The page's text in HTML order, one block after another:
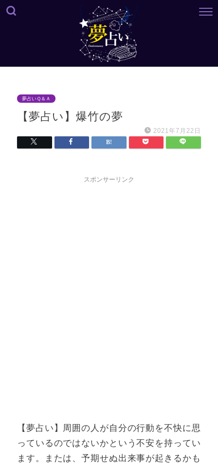
夢占いＱ＆Ａ
【夢占い】爆竹の夢
2021年7月22日
スポンサーリンク
【夢占い】周囲の人が自分の行動を不快に思
っているのではないかという不安を持ってい
ます。または、予期せぬ出来事が起きるかも